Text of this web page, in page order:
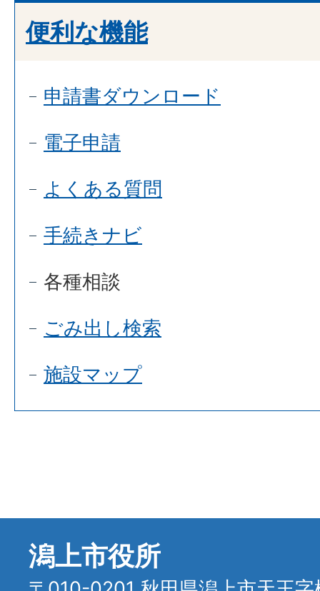
便利な機能
申請書ダウンロード
電子申請
よくある質問
手続きナビ
各種相談
ごみ出し検索
施設マップ
潟上市役所